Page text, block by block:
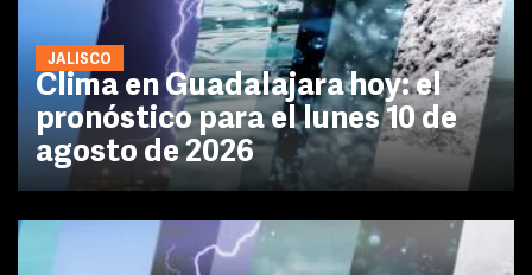
JALISCO
Clima en Guadalajara hoy: el
pronóstico para el lunes 10 de
agosto de 2026